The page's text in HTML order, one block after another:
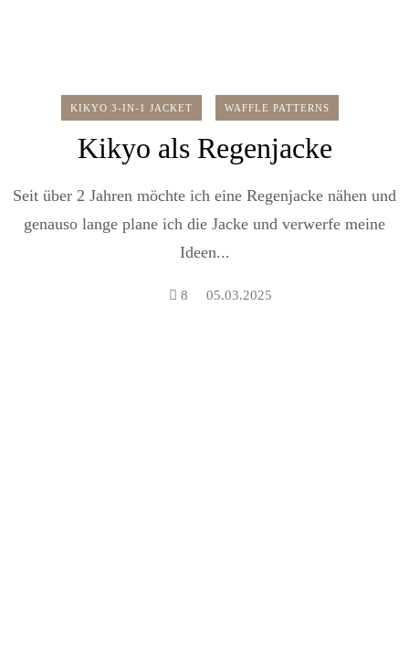
KIKYO 3-IN-1 JACKET WAFFLE PATTERNS
Kikyo als Regenjacke
Seit über 2 Jahren möchte ich eine Regenjacke nähen und
genauso lange plane ich die Jacke und verwerfe meine
Ideen...
8 05.03.2025